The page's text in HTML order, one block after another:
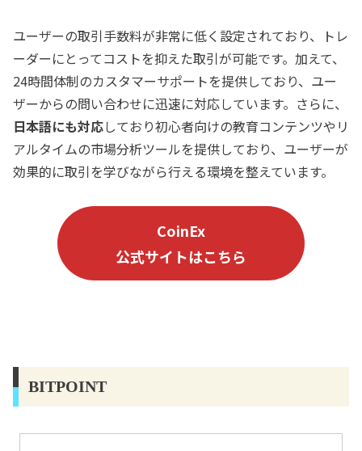
ユーザーの取引手数料が非常に低く設定されており、トレ
ーダーにとってコストを抑えた取引が可能です。加えて、
24時間体制のカスタマーサポートを提供しており、ユー
ザーからの問い合わせに迅速に対応しています。さらに、
日本語にも対応しており初心者向けの教育コンテンツやリ
アルタイムの市場分析ツールを提供しており、ユーザーが
効果的に取引を学びながら行える環境を整えています。
CoinEx
公式サイトはこちら
BITPOINT